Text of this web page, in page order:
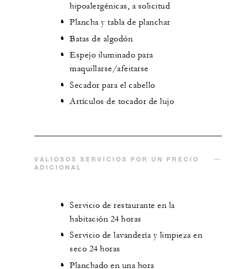
hipoalergénicas, a solicitud
Plancha y tabla de planchar
Batas de algodón
Espejo iluminado para
maquillarse/afeitarse
Secador para el cabello
Artículos de tocador de lujo
VALIOSOS SERVICIOS POR UN PRECIO
ADICIONAL
Servicio de restaurante en la
habitación 24 horas
Servicio de lavandería y limpieza en
seco 24 horas
Planchado en una hora